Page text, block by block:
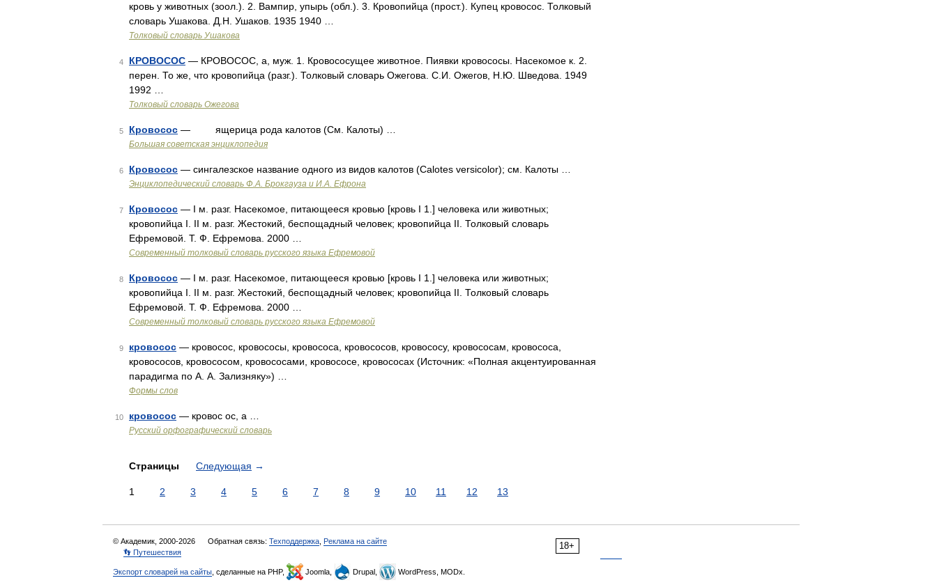
кровь у животных (зоол.). 2. Вампир, упырь (обл.). 3. Кровопийца (прост.). Купец кровосос. Толковый
словарь Ушакова. Д.Н. Ушаков. 1935 1940 …
Толковый словарь Ушакова
4 КРОВОСОС — КРОВОСОС, а, муж. 1. Кровососущее животное. Пиявки кровососы. Насекомое к. 2.
перен. То же, что кровопийца (разг.). Толковый словарь Ожегова. С.И. Ожегов, Н.Ю. Шведова. 1949
1992 …
Толковый словарь Ожегова
5 Кровосос — ящерица рода калотов (См. Калоты) …
Большая советская энциклопедия
6 Кровосос — сингалезское название одного из видов калотов (Calotes versicolor); см. Калоты …
Энциклопедический словарь Ф.А. Брокгауза и И.А. Ефрона
7 Кровосос — I м. разг. Насекомое, питающееся кровью [кровь I 1.] человека или животных;
кровопийца I. II м. разг. Жестокий, беспощадный человек; кровопийца II. Толковый словарь
Ефремовой. Т. Ф. Ефремова. 2000 …
Современный толковый словарь русского языка Ефремовой
8 Кровосос — I м. разг. Насекомое, питающееся кровью [кровь I 1.] человека или животных;
кровопийца I. II м. разг. Жестокий, беспощадный человек; кровопийца II. Толковый словарь
Ефремовой. Т. Ф. Ефремова. 2000 …
Современный толковый словарь русского языка Ефремовой
9 кровосос — кровосос, кровососы, кровососа, кровососов, кровососу, кровососам, кровососа,
кровососов, кровососом, кровососами, кровососе, кровососах (Источник: «Полная акцентуированная
парадигма по А. А. Зализняку») …
Формы слов
10 кровосос — кровос ос, а …
Русский орфографический словарь
Страницы Следующая →
1 2 3 4 5 6 7 8 9 10 11 12 13
18+
© Академик, 2000-2026 Обратная связь: Техподдержка Реклама на сайте
👣 Путешествия
Экспорт словарей на сайты , сделанные на PHP, Joomla, Drupal, WordPress, MODx.